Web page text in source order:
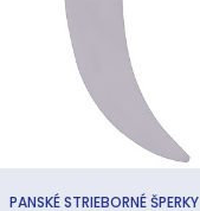
PANSKÉ STRIEBORNÉ ŠPERKY